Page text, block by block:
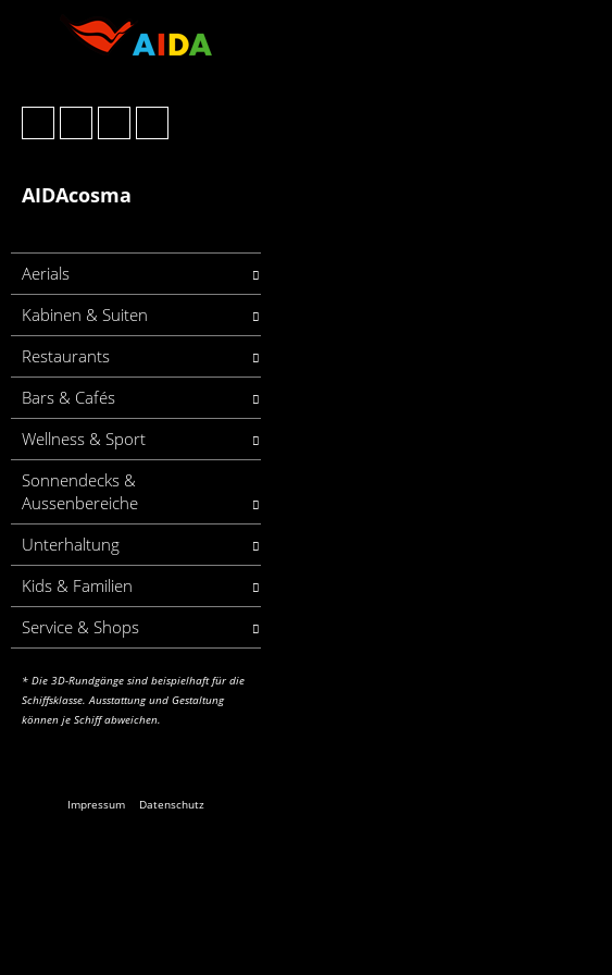
AIDAcosma
Aerials
Kabinen & Suiten
Restaurants
Bars & Cafés
Wellness & Sport
Sonnendecks &
Aussenbereiche
Unterhaltung
Kids & Familien
Service & Shops
* Die 3D-Rundgänge sind beispielhaft für die
Schiffsklasse. Ausstattung und Gestaltung
können je Schiff abweichen.
Impressum Datenschutz